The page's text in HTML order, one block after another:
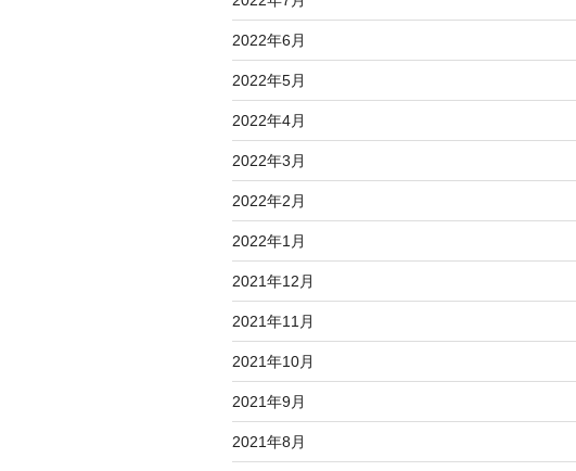
2022年6月
2022年5月
2022年4月
2022年3月
2022年2月
2022年1月
2021年12月
2021年11月
2021年10月
2021年9月
2021年8月